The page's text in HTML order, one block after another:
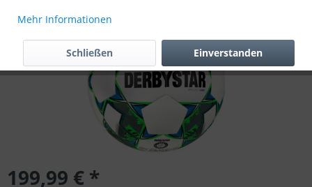
199,99 € *
Mehr Informationen
Einverstanden
Schließen